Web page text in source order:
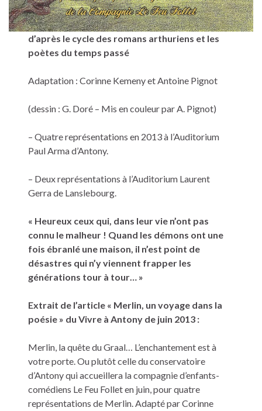
d’après le cycle des romans arthuriens et les
poètes du temps passé
Adaptation : Corinne Kemeny et Antoine Pignot
(dessin : G. Doré – Mis en couleur par A. Pignot)
– Quatre représentations en 2013 à l’Auditorium
Paul Arma d’Antony.
– Deux représentations à l’Auditorium Laurent
Gerra de Lanslebourg.
« Heureux ceux qui, dans leur vie n’ont pas
connu le malheur ! Quand les démons ont une
fois ébranlé une maison, il n’est point de
désastres qui n’y viennent frapper les
générations tour à tour… »
Extrait de l’article « Merlin, un voyage dans la
poésie » du Vivre à Antony de juin 2013 :
Merlin, la quête du Graal… L’enchantement est à
votre porte. Ou plutôt celle du conservatoire
d’Antony qui accueillera la compagnie d’enfants-
comédiens Le Feu Follet en juin, pour quatre
représentations de Merlin. Adapté par Corinne